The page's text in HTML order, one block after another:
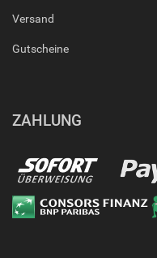
Versand
Gutscheine
ZAHLUNG